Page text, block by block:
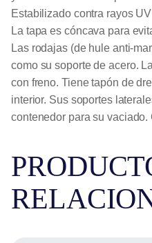
Estabilizado contra rayos
La tapa es cóncava para
Las rodajas (de hule anti-
como su soporte de acero.
con freno. Tiene tapón de
interior. Sus soportes
contenedor para su vaciado.